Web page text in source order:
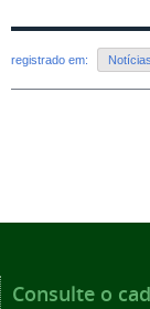
registrado em: Notícias
Consulte o